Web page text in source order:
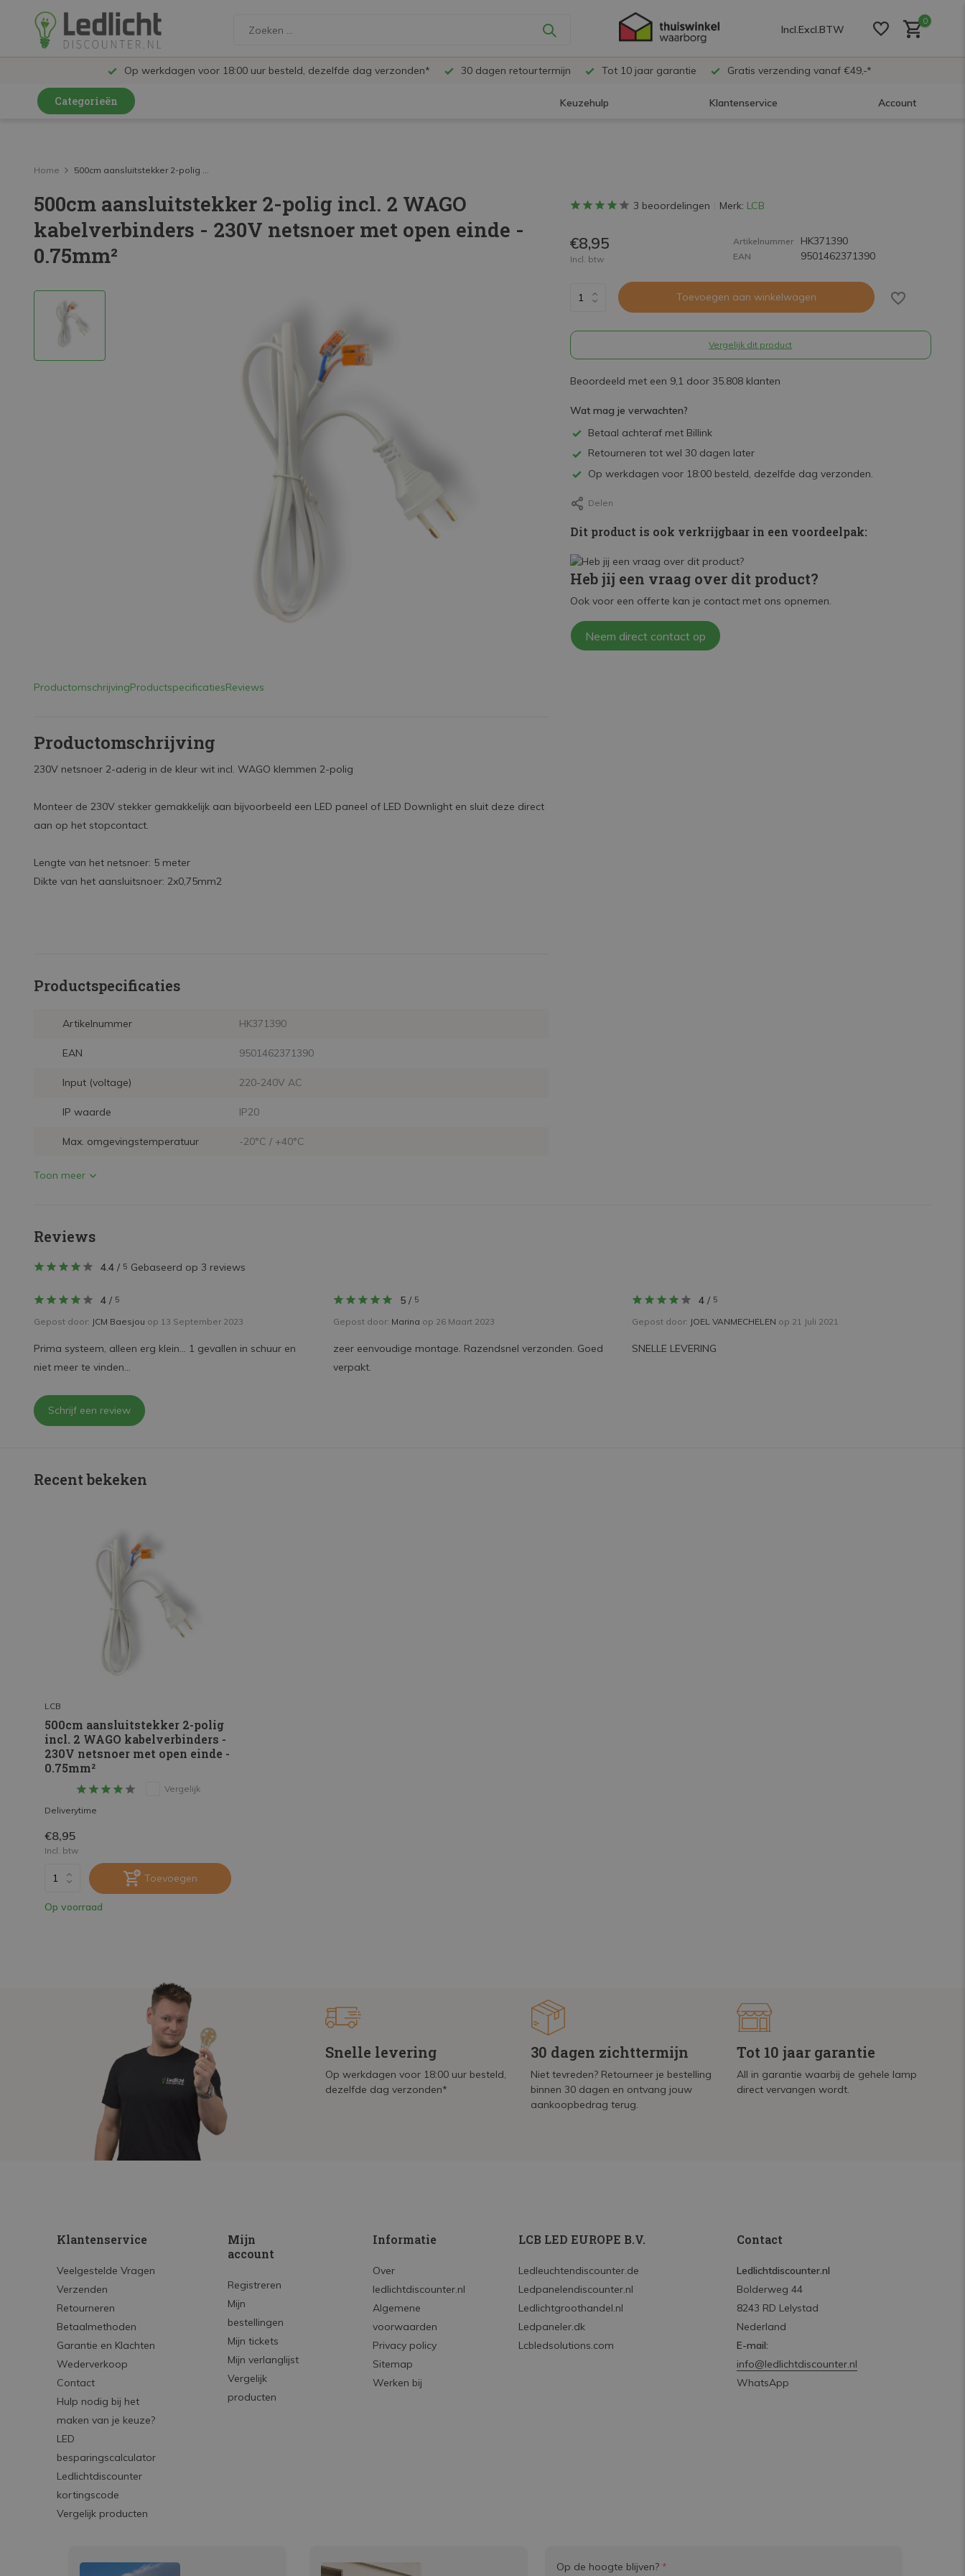
Incl.Excl.BTW
0
Op werkdagen voor 18:00 uur besteld, dezelfde dag verzonden* 30 dagen retourtermijn Tot 10 jaar garantie Gratis verzending vanaf €49,-*
Categorieën Keuzehulp Klantenservice Account
LED Railspots
LED TL
LED Plafondlampen en Wandlampen
LED Strips
Home 500cm aansluitstekker 2-polig ...
500cm aansluitstekker 2-polig incl. 2 WAGO
kabelverbinders - 230V netsnoer met open einde -
0.75mm²
ProductomschrijvingProductspecificatiesReviews
Productomschrijving
230V netsnoer 2-aderig in de kleur wit incl. WAGO klemmen 2-polig
Monteer de 230V stekker gemakkelijk aan bijvoorbeeld een LED paneel of LED Downlight en sluit deze direct
aan op het stopcontact.
Lengte van het netsnoer: 5 meter
Dikte van het aansluitsnoer: 2x0,75mm2
Productspecificaties
Artikelnummer HK371390
EAN 9501462371390
Input (voltage) 220-240V AC
IP waarde IP20
Max. omgevingstemperatuur -20°C / +40°C
Toon meer
3 beoordelingen Merk: LCB
€8,95
Incl. btw
Artikelnummer HK371390
EAN 9501462371390
Toevoegen aan winkelwagen
Vergelijk dit product
Beoordeeld met een 9,1 door 35.808 klanten
Wat mag je verwachten?
Betaal achteraf met Billink
Retourneren tot wel 30 dagen later
Op werkdagen voor 18:00 besteld, dezelfde dag verzonden.
Delen
Dit product is ook verkrijgbaar in een voordeelpak:
Heb jij een vraag over dit product?
Ook voor een offerte kan je contact met ons opnemen.
Neem direct contact op
Reviews
4.4 / 5 Gebaseerd op 3 reviews
4 / 5
Gepost door: JCM Baesjou op 13 September 2023
Prima systeem, alleen erg klein... 1 gevallen in schuur en
niet meer te vinden...
5/ 5
Gepost door: Marina op 26 Maart 2023
zeer eenvoudige montage. Razendsnel verzonden. Goed
verpakt.
4 / 5
Gepost door: JOEL VANMECHELEN op 21 Juli 2021
SNELLE LEVERING
Schrijf een review
Recent bekeken
LCB
500cm aansluitstekker 2-polig
incl. 2 WAGO kabelverbinders -
230V netsnoer met open einde -
0.75mm²
Vergelijk
Deliverytime
€8,95
Incl. btw
Toevoegen
Op voorraad
Snelle levering
Op werkdagen voor 18:00 uur besteld,
dezelfde dag verzonden*
30 dagen zichttermijn
Niet tevreden? Retourneer je bestelling
binnen 30 dagen en ontvang jouw
aankoopbedrag terug.
Tot 10 jaar garantie
All in garantie waarbij de gehele lamp
direct vervangen wordt.
Klantenservice
Veelgestelde Vragen
Verzenden
Retourneren
Betaalmethoden
Garantie en Klachten
Wederverkoop
Contact
Hulp nodig bij het
maken van je keuze?
LED
besparingscalculator
Ledlichtdiscounter
kortingscode
Vergelijk producten
Mijn
account
Registreren
Mijn
bestellingen
Mijn tickets
Mijn verlanglijst
Vergelijk
producten
Informatie
Over
ledlichtdiscounter.nl
Algemene
voorwaarden
Privacy policy
Sitemap
Werken bij
LCB LED EUROPE B.V.
Ledleuchtendiscounter.de
Ledpanelendiscounter.nl
Ledlichtgroothandel.nl
Ledpaneler.dk
Lcbledsolutions.com
Contact
Ledlichtdiscounter.nl
Bolderweg 44
8243 RD Lelystad
Nederland
E-mail:
info@ledlichtdiscounter.nl
WhatsApp
Op de hoogte blijven? *